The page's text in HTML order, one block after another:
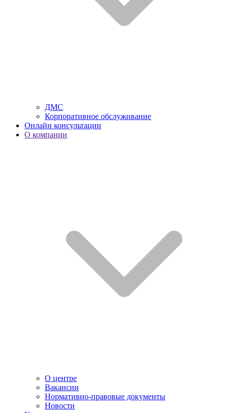
ДМС
Корпоративное обслуживание
Онлайн консультации
О компании
О центре
Вакансии
Нормативно-правовые документы
Новости